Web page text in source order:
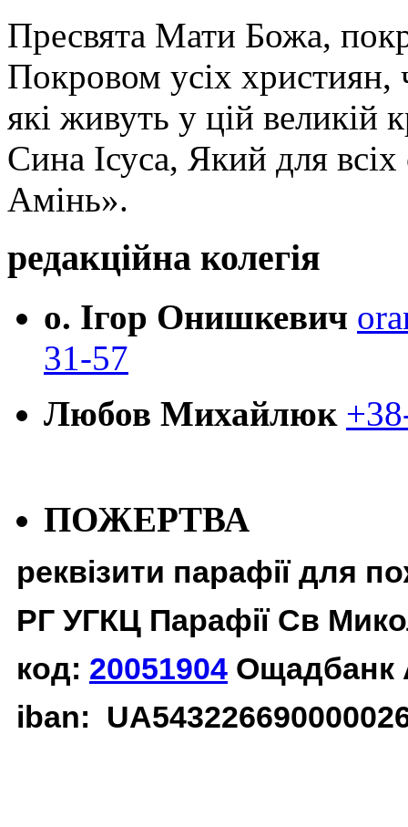
Пресвята Мати Божа,
Покровом усіх християн,
які живуть у цій великій
Сина Ісуса, Який для
Амінь».
редакційна колегія
о. Ігор Онишкевич
31-57
Любов Михайлюк
ПОЖЕРТВА
реквізити парафії для
РГ УГКЦ Парафії Св
код: 20051904 Ощадбанк
iban: